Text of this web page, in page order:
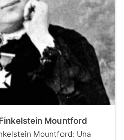
Mountford
Mountford: Una